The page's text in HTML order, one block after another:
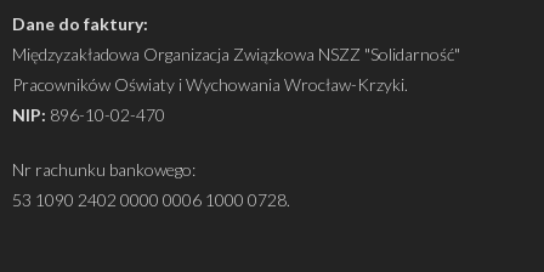
Dane do faktury:
Międzyzakładowa Organizacja Związkowa NSZZ "Solidarność"
Pracowników Oświaty i Wychowania Wrocław-Krzyki.
NIP: 896-10-02-470
Nr rachunku bankowego:
53 1090 2402 0000 0006 1000 0728.